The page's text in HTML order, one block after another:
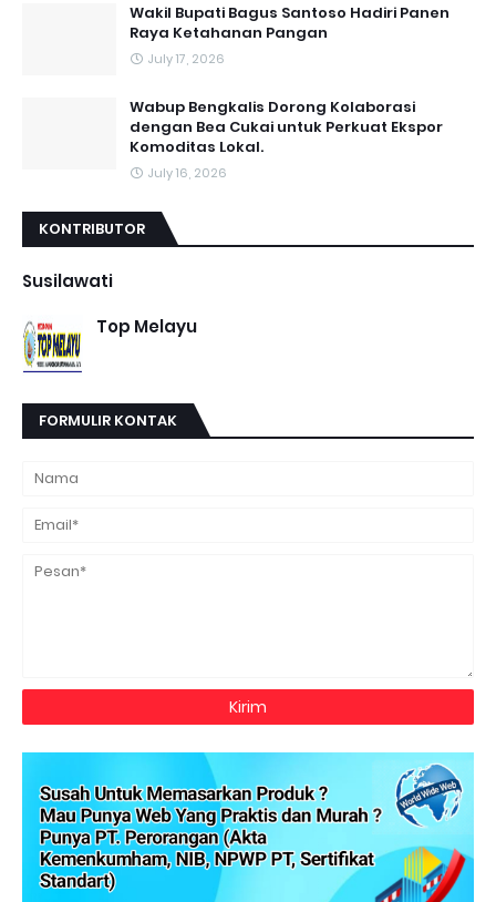
Wakil Bupati Bagus Santoso Hadiri Panen
Raya Ketahanan Pangan
July 17, 2026
Wabup Bengkalis Dorong Kolaborasi
dengan Bea Cukai untuk Perkuat Ekspor
Komoditas Lokal.
July 16, 2026
KONTRIBUTOR
Susilawati
Top Melayu
FORMULIR KONTAK